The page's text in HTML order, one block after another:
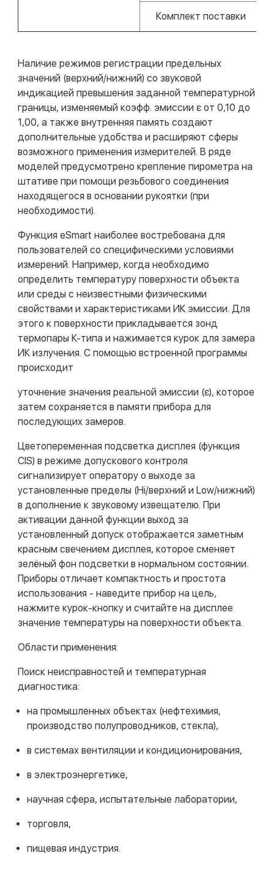
Комплект поставки
Наличие режимов регистрации предельных
значений (верхний/нижний) со звуковой
индикацией превышения заданной температурной
границы, изменяемый коэфф. эмиссии ε от 0,10 до
1,00, а также внутренняя память создают
дополнительные удобства и расширяют сферы
возможного применения измерителей. В ряде
моделей предусмотрено крепление пирометра на
штативе при помощи резьбового соединения
находящегося в основании рукоятки (при
необходимости).
Функция eSmart наиболее востребована для
пользователей со специфическими условиями
измерений. Например, когда необходимо
определить температуру поверхности объекта
или среды с неизвестными физическими
свойствами и характеристиками ИК эмиссии. Для
этого к поверхности прикладывается зонд
термопары К-типа и нажимается курок для замера
ИК излучения. С помощью встроенной программы
происходит
уточнение значения реальной эмиссии (ε), которое
затем сохраняется в памяти прибора для
последующих замеров.
Цветопеременная подсветка дисплея (функция
CIS) в режиме допускового контроля
сигнализирует оператору о выходе за
установленные пределы (Hi/верхний и Low/нижний)
в дополнение к звуковому извещателю. При
активации данной функции выход за
установленный допуск отображается заметным
красным свечением дисплея, которое сменяет
зелёный фон подсветки в нормальном состоянии.
Приборы отличает компактность и простота
использования - наведите прибор на цель,
нажмите курок-кнопку и считайте на дисплее
значение температуры на поверхности объекта.
Области применения:
Поиск неисправностей и температурная
диагностика:
на промышленных объектах (нефтехимия,
производство полупроводников, стекла),
в системах вентиляции и кондиционирования,
в электроэнергетике,
научная сфера, испытательные лаборатории,
торговля,
пищевая индустрия.